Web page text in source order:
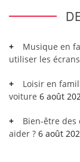
Musique en
utiliser les écrans
Loisir en
voiture 6 août
Bien-être
aider ? 6 août